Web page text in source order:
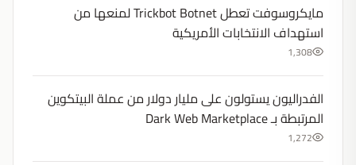
مايكروسوفت تعطل Trickbot Botnet لمنعها من
استهداف الانتخابات الأمريكية
1,308
الفدراليون يستولون على مليار دولار من عملة البيتكوين
المرتبطة بـ Dark Web Marketplace
1,272